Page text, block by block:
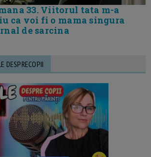
33. Viitorul tata m-a
ca voi fi o mama singura
de sarcina
DESPRECOPII